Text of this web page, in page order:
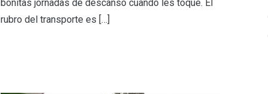
bonitas jornadas de descanso cuando les toque. El
rubro del transporte es […]